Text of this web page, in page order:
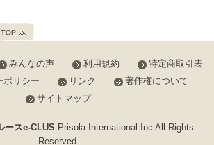
みんなの声 利用規約
特定商取引表
ポリシー リンク
著作権について
サイトマップ
ースe-CLUS Prisola International Inc All Rights
Reserved.